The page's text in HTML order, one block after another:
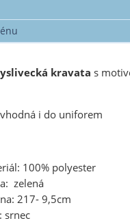
kravata s
i do uniforem
100% polyester
zelená
217- 9,5cm
srnec